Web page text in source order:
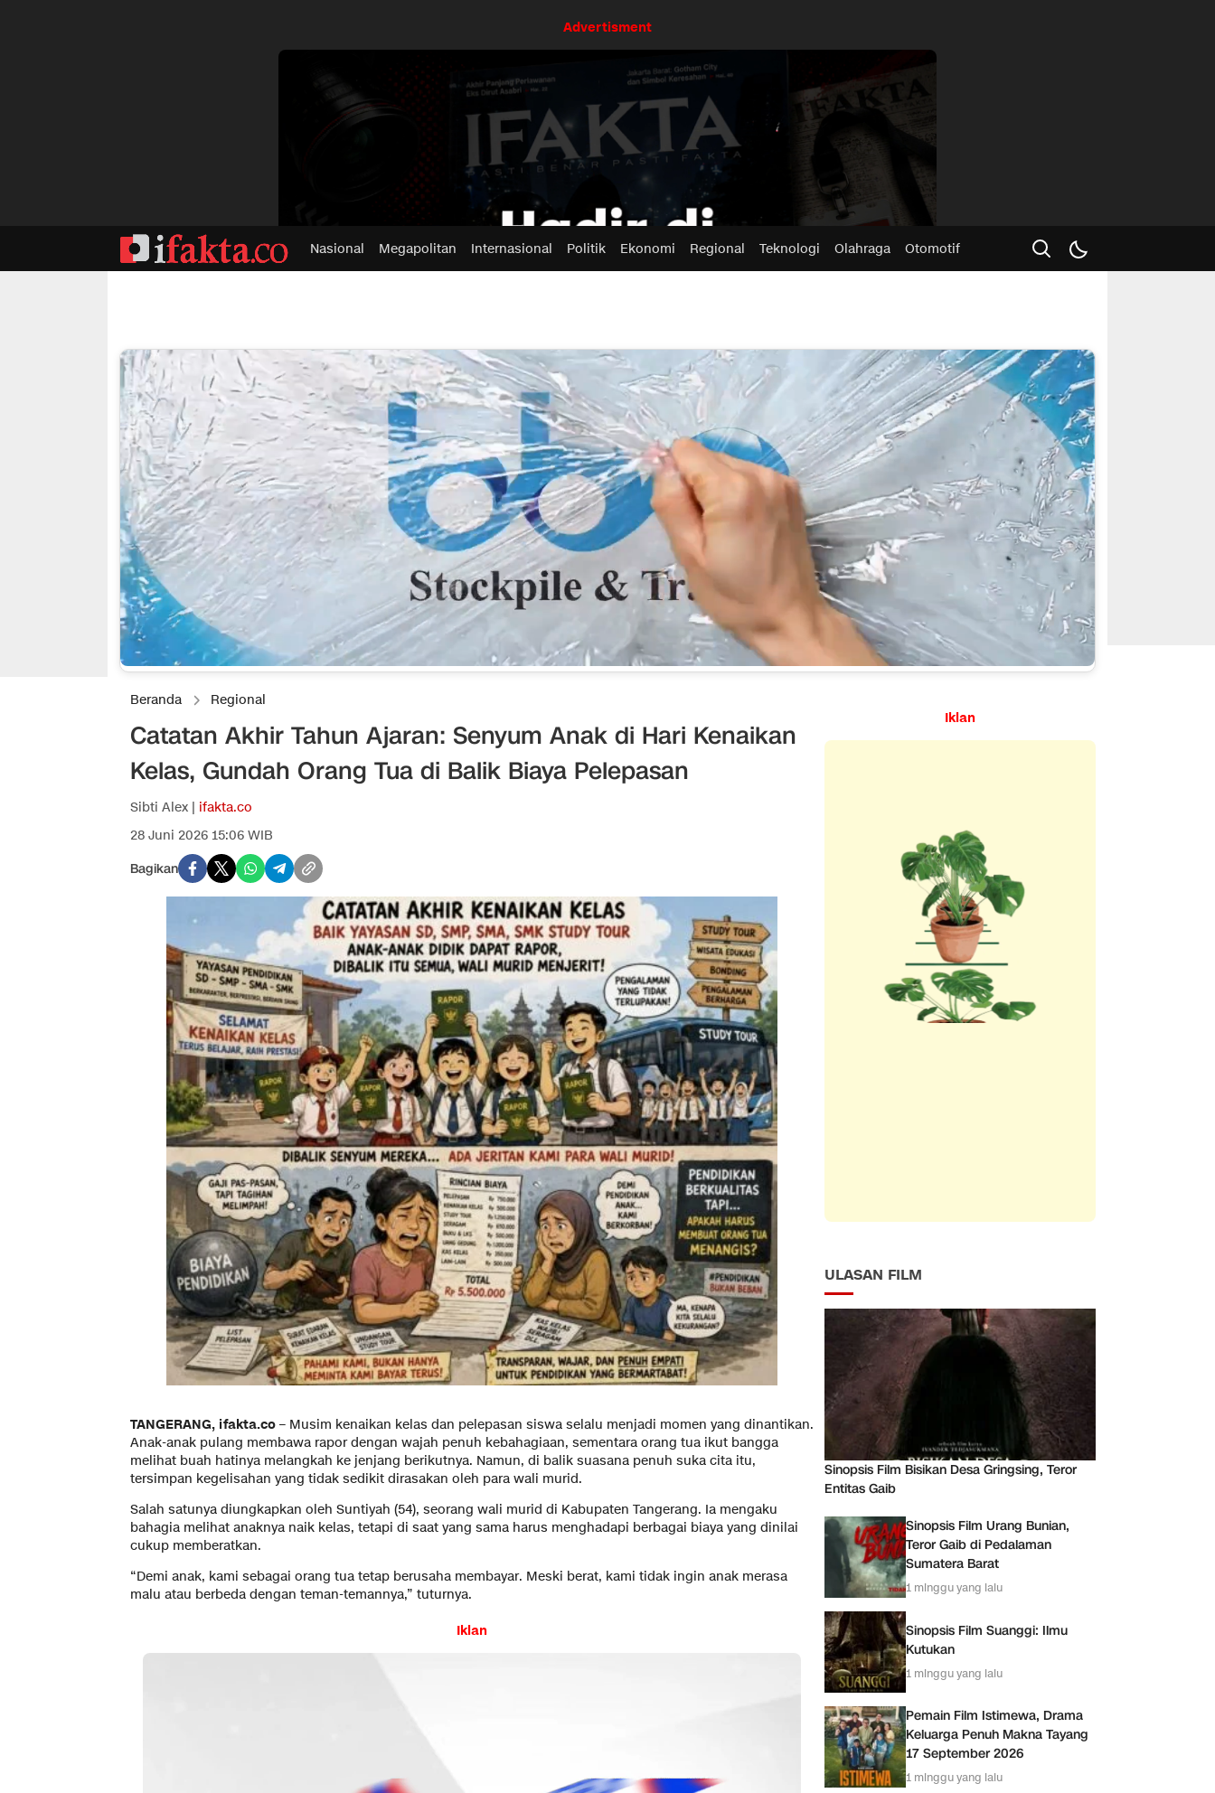
Advertisment
Nasional Megapolitan Internasional Politik Ekonomi Regional Teknologi Olahraga Otomotif
Beranda Regional
Catatan Akhir Tahun Ajaran: Senyum Anak di Hari Kenaikan
Kelas, Gundah Orang Tua di Balik Biaya Pelepasan
Sibti Alex | ifakta.co
28 Juni 2026 15:06 WIB
Bagikan
TANGERANG, ifakta.co – Musim kenaikan kelas dan pelepasan siswa selalu menjadi momen yang dinantikan.
Anak-anak pulang membawa rapor dengan wajah penuh kebahagiaan, sementara orang tua ikut bangga
melihat buah hatinya melangkah ke jenjang berikutnya. Namun, di balik suasana penuh suka cita itu,
tersimpan kegelisahan yang tidak sedikit dirasakan oleh para wali murid.
Salah satunya diungkapkan oleh Suntiyah (54), seorang wali murid di Kabupaten Tangerang. Ia mengaku
bahagia melihat anaknya naik kelas, tetapi di saat yang sama harus menghadapi berbagai biaya yang dinilai
cukup memberatkan.
“Demi anak, kami sebagai orang tua tetap berusaha membayar. Meski berat, kami tidak ingin anak merasa
malu atau berbeda dengan teman-temannya,” tuturnya.
Iklan
Iklan
ULASAN FILM
Sinopsis Film Bisikan Desa Gringsing, Teror
Entitas Gaib
Sinopsis Film Urang Bunian,
Teror Gaib di Pedalaman
Sumatera Barat
1 minggu yang lalu
Sinopsis Film Suanggi: Ilmu
Kutukan
1 minggu yang lalu
Pemain Film Istimewa, Drama
Keluarga Penuh Makna Tayang
17 September 2026
1 minggu yang lalu